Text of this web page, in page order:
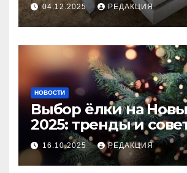
покрытия
04.12.2025 РЕДАКЦИЯ
НОВОСТИ
Выбор ёлки на
2025: тренды и
идеального
16.10.2025 РЕДАКЦИЯ